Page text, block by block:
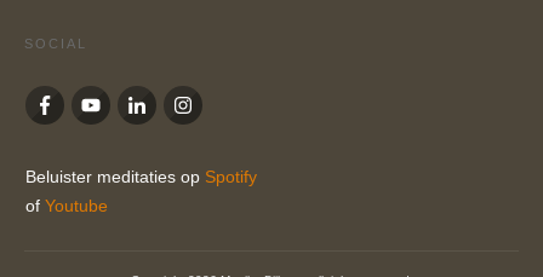
SOCIAL
Beluister meditaties op Spotify
of Youtube